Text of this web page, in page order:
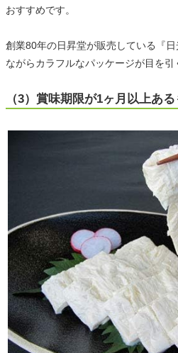
おすすめです。
創業80年の日昇堂が販売している『
ながらカラフルなパッケージが目を引
（3）賞味期限が1ヶ月以上あ